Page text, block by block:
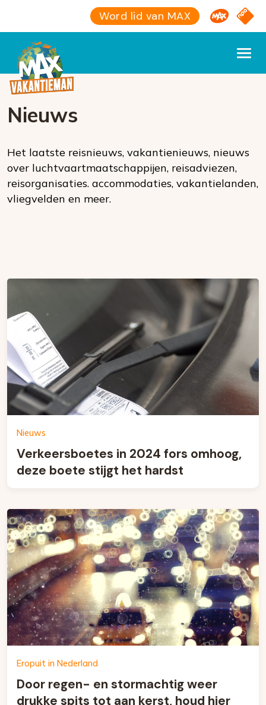
Word lid van MAX Omroep
NPO
Nieuws
Het laatste reisnieuws, vakantienieuws, nieuws
over luchtvaartmaatschappijen, reisadviezen,
reisorganisaties. accommodaties, vakantielanden,
vliegvelden en meer.
Nieuws
Verkeersboetes in 2024 fors omhoog,
deze boete stijgt het hardst
Eropuit in Nederland
Door regen- en stormachtig weer
drukke spits tot aan kerst, houd hier